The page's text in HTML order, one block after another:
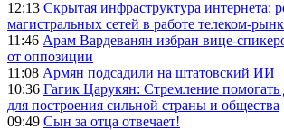
12:13 Скрытая инфраструктура интернета:
магистральных сетей в работе телеком-
11:46 Арам Вардеванян избран вице-
от оппозиции
11:08 Армян подсадили на штатовский ИИ
10:36 Гагик Царукян: Стремление помогать
для построения сильной страны и общества
09:49 Сын за отца отвечает!